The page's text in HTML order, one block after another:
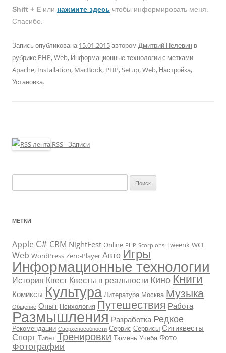
Shift + E или нажмите здесь чтобы информировать меня.
Спасибо.
Запись опубликована 15.01.2015автором Дмитрий Пелевин в
рубрике PHP,Web, Информационные технологиис метками
Apache, Installation, MacBook, PHP,Setup,Web, Настройка,
Установка.
RSS - Записи
МЕТКИ
Apple C# CRM NightFest Online PHP Scorpions Tweenk WCF
Web WordPress Zero-Player АвтоИгры
Информационные технологии
История Квест Квесты в реальности КиноКниги
Комиксы Культура Литература Москва Музыка
Общение Опыт Психология Путешествия Работа
Размышления Разработка Редкое
Рекомендации Сверхспособности Сервис Сервисы Ситиквесты
Спорт Тибет Тренировки Тюмень Учеба Фото
Фотографии